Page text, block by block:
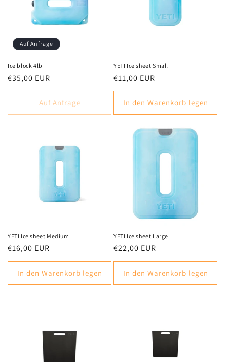
Auf Anfrage
Ice block 4lb
Normaler
Preis
€35,00 EUR
Auf Anfrage
YETI Ice sheet Small
Normaler
Preis
€11,00 EUR
In den Warenkorb legen
YETI Ice sheet Medium
Normaler
Preis
€16,00 EUR
In den Warenkorb legen
YETI Ice sheet Large
Normaler
Preis
€22,00 EUR
In den Warenkorb legen